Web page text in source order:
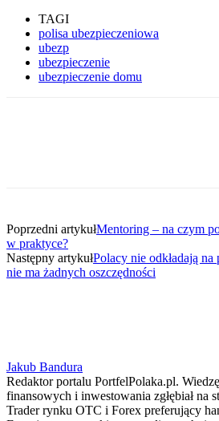
TAGI
polisa ubezpieczeniowa
ubezp
ubezpieczenie
ubezpieczenie domu
Poprzedni artykułMentoring – na czym
w praktyce?
Następny artykułPolacy nie odkładają na
nie ma żadnych oszczędności
Jakub Bandura
Redaktor portalu PortfelPolaka.pl.
finansowych i inwestowania zgłębiał na
Trader rynku OTC i Forex preferujący